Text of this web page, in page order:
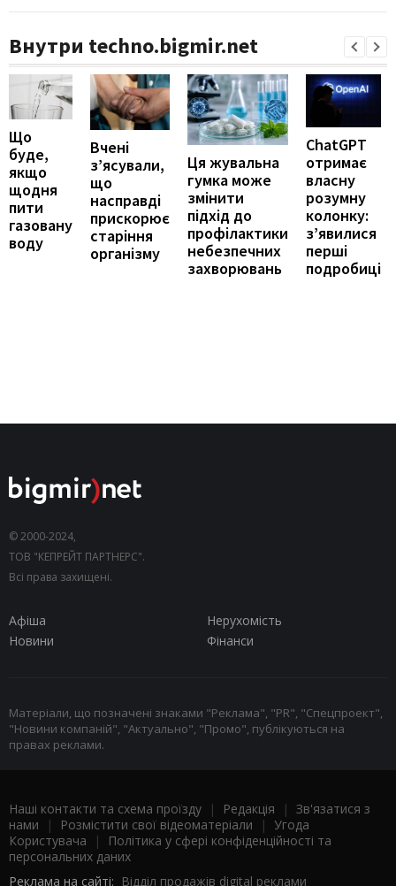
Внутри techno.bigmir.net
Що
буде,
якщо
щодня
пити
газовану
воду
Вчені
з’ясували,
що
насправді
прискорює
старіння
організму
Ця жувальна
гумка може
змінити
підхід до
профілактики
небезпечних
захворювань
ChatGPT
отримає
власну
розумну
колонку:
з’явилися
перші
подробиці
© 2000-2024,
ТОВ "КЕПРЕЙТ ПАРТНЕРС".
Всі права захищені.
Афіша
Нерухомість
Новини
Фінанси
Матеріали, що позначені знаками "Реклама", "PR", "Спецпроект",
"Новини компаній", "Актуально", "Промо", публікуються на
правах реклами.
Наші контакти та схема проїзду | Редакція | Зв'язатися з
нами | Розмістити свої відеоматеріали | Угода
Користувача |
Політика у сфері конфіденційності та
персональних даних
Реклама на сайті: Відділ продажів digital реклами